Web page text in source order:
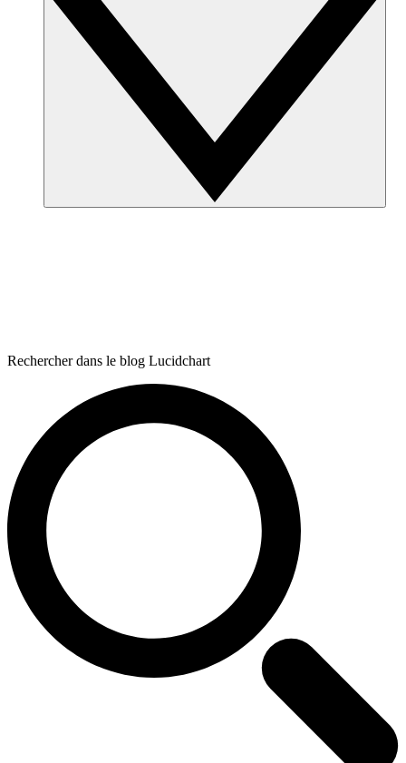
Rechercher dans le blog Lucidchart